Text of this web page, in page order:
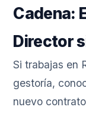
Cadena:
Director
Si trabajas en
gestoría,
nuevo